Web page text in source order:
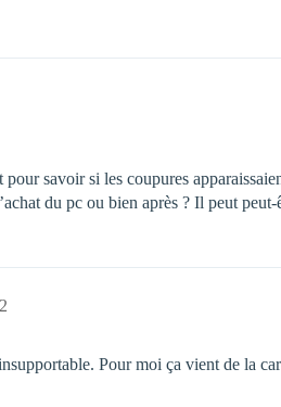
savoir si les coupures
du pc ou bien après ? Il peut
Pour moi ça vient de la